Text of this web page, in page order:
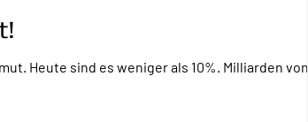
Heute sind es weniger als 10%. Milliarden von